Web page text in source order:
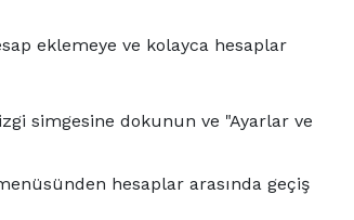
eklemeye ve kolayca hesaplar
simgesine dokunun ve "Ayarlar ve
hesaplar arasında geçiş